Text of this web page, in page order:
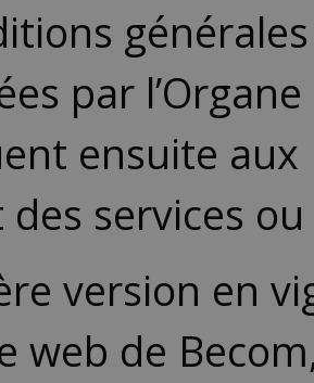
par
ensuite
services
version en
web de